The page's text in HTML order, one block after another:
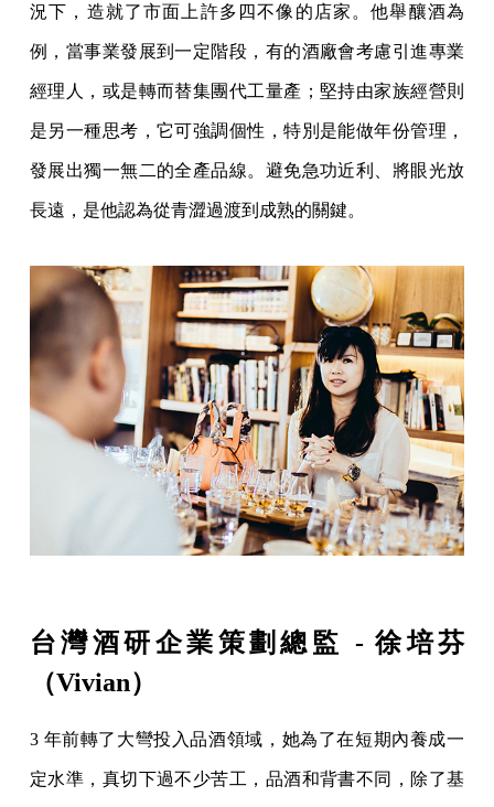
況下，造就了市面上許多四不像的店家。他舉釀酒為
例，當事業發展到一定階段，有的酒廠會考慮引進專業
經理人，或是轉而替集團代工量產；堅持由家族經營則
是另一種思考，它可強調個性，特別是能做年份管理，
發展出獨一無二的全產品線。避免急功近利、將眼光放
長遠，是他認為從青澀過渡到成熟的關鍵。
台灣酒研企業策劃總監 - 徐培芬
（Vivian）
3 年前轉了大彎投入品酒領域，她為了在短期內養成一
定水準，真切下過不少苦工，品酒和背書不同，除了基